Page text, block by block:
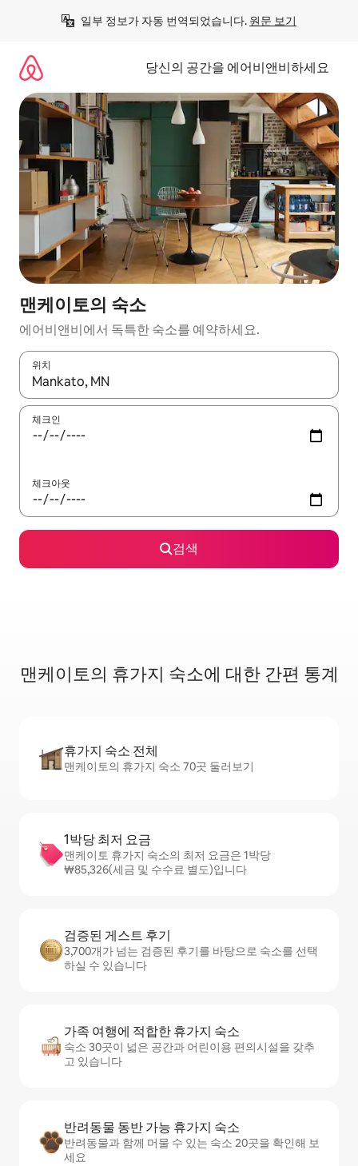
일부 정보가 자동 번역되었습니다. 원문 보기
당신의 공간을 에어비앤비하세요
맨케이토의 숙소
에어비앤비에서 독특한 숙소를 예약하세요.
위치
결과가 나오면 위·아래 화살표 키를 사용하거나 터치 또는 스와이
체크인
체크아웃
검색
맨케이토의 휴가지 숙소에 대한 간편 통계
휴가지 숙소 전체
맨케이토의 휴가지 숙소 70곳 둘러보기
1박당 최저 요금
맨케이토 휴가지 숙소의 최저 요금은 1박당
₩85,326(세금 및 수수료 별도)입니다
검증된 게스트 후기
3,700개가 넘는 검증된 후기를 바탕으로 숙소를 선택
하실 수 있습니다
가족 여행에 적합한 휴가지 숙소
숙소 30곳이 넓은 공간과 어린이용 편의시설을 갖추
고 있습니다
반려동물 동반 가능 휴가지 숙소
반려동물과 함께 머물 수 있는 숙소 20곳을 확인해 보
세요